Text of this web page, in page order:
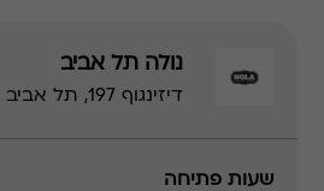
נולה תל אביב
דיזינגוף 197, תל אביב - יפו | 035230527
שעות פתיחה